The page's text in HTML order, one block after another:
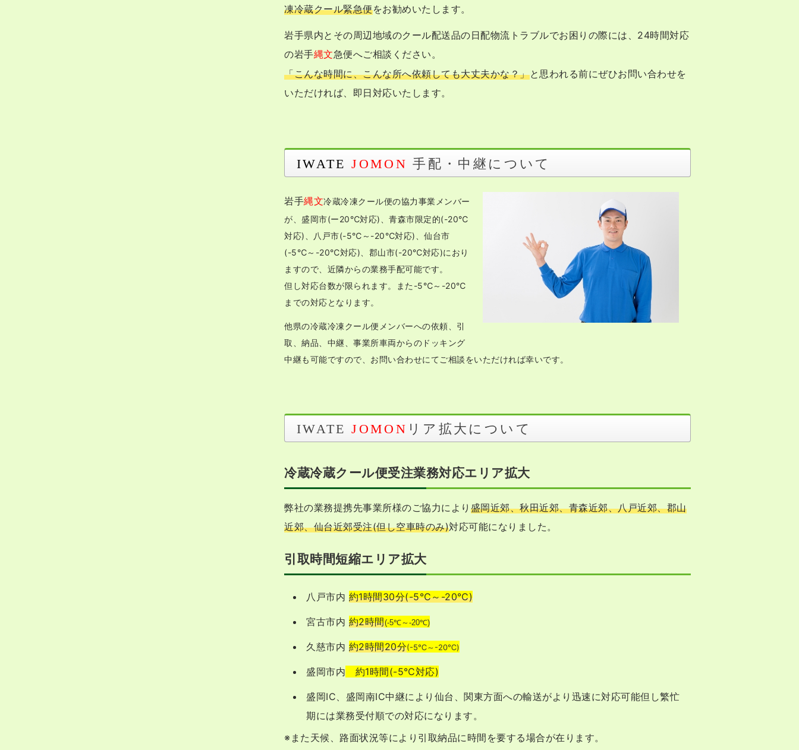
凍冷蔵クール緊急便をお勧めいたします。
岩手県内とその周辺地域のクール配送品の日配物流トラブルでお困りの際には、24時間対応
の岩手縄文急便へご相談ください。
「こんな時間に、こんな所へ依頼しても大丈夫かな？」と思われる前にぜひお問い合わせを
いただければ、即日対応いたします。
IWATEJOMON 手配・中継について
岩手縄文冷蔵冷凍クール便の協力事業メンバー
が、盛岡市(ー20℃対応)、青森市限定的(-20℃
対応)、八戸市(-5℃～-20℃対応)、仙台市
(-5℃～-20℃対応)、郡山市(-20℃対応)におり
ますので、近隣からの業務手配可能です。
但し対応台数が限られます。また-5℃～-20℃
までの対応となります。
他県の冷蔵冷凍クール便メンバーへの依頼、引
取、納品、中継、事業所車両からのドッキング
中継も可能ですので、お問い合わせにてご相談をいただければ幸いです。
IWATE JOMON リア拡大について
冷蔵冷蔵クール便受注業務対応エリア拡大
弊社の業務提携先事業所様のご協力により 盛岡近郊、秋田近郊、青森近郊、八戸近郊、郡山
近郊、仙台近郊受注(但し空車時のみ)対応可能になりました。
引取時間短縮エリア拡大
八戸市内 約1時間30分(-5℃～-20℃)
宮古市内 約2時間(-5℃～-20℃)
久慈市内 約2時間20分(-5℃～-20℃)
盛岡市内 約1時間(-5℃対応)
盛岡IC、盛岡南IC中継により仙台、関東方面への輸送がより迅速に対応可能但し繁忙
期には業務受付順での対応になります。
また天候、路面状況等により引取納品に時間を要する場合が在ります。